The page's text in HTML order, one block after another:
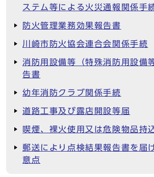
ステム等による火災通報関係手
防火管理業務効果報告書
川崎市防火協会連合会関係手続
消防用設備等（特殊消防用設備
告書
幼年消防クラブ関係手続
道路工事及び露店開設等届
喫煙、裸火使用又は危険物品持
郵送により点検結果報告書を届
意点